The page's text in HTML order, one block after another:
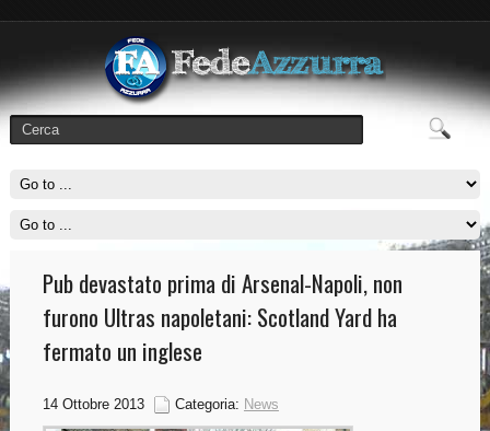
Pub devastato prima di Arsenal-Napoli, non
furono Ultras napoletani: Scotland Yard ha
fermato un inglese
14 Ottobre 2013 Categoria: News